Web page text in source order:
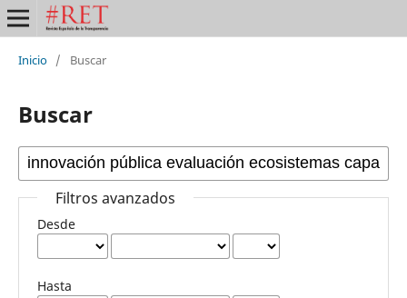
Inicio / Buscar
Buscar
Filtros avanzados
Desde
Hasta